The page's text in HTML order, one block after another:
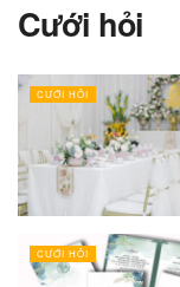
Cưới hỏi
CƯỚI HỎI
CƯỚI HỎI